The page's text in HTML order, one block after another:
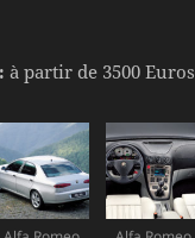
à partir de 3500